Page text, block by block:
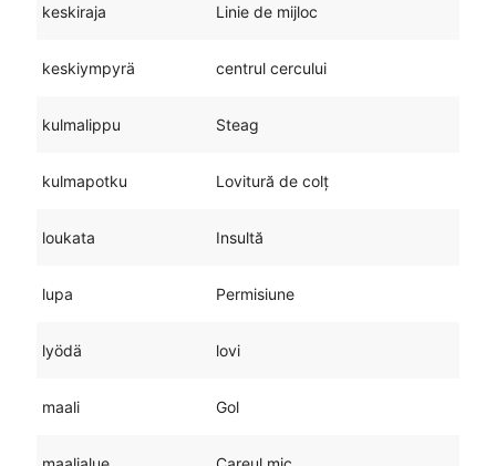
keskiraja Linie de mijloc
keskiympyrä centrul cercului
kulmalippu Steag
kulmapotku Lovitură de colț
loukata Insultă
lupa Permisiune
lyödä lovi
maali Gol